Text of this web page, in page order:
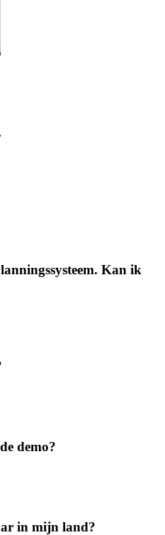
Kan ik
demo?
in mijn land?